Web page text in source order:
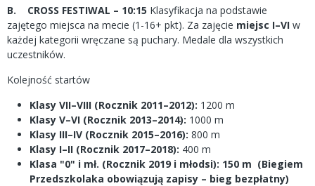
B. CROSS FESTIWAL – 10:15 Klasyfikacja na podstawie
zajętego miejsca na mecie (1-16+ pkt). Za zajęcie miejsc I–VI w
każdej kategorii wręczane są puchary. Medale dla wszystkich
uczestników.
Kolejność startów
Klasy VII–VIII (Rocznik 2011–2012): 1200 m
Klasy V–VI (Rocznik 2013–2014): 1000 m
Klasy III–IV (Rocznik 2015–2016): 800 m
Klasy I–II (Rocznik 2017–2018): 400 m
Klasa "0" i mł. (Rocznik 2019 i młodsi): 150 m (Biegiem
Przedszkolaka obowiązują zapisy – bieg bezpłatny)